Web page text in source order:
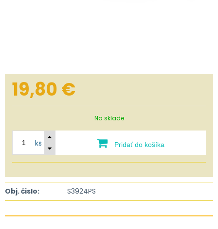
19,80€
Na sklade
ks Pridať do košíka
Obj. čislo: S3924PS